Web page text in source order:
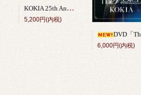
KOKIA 25th Anniversary Best Album「The Lighthouse」
5,200円(内税)
DVD「The VOICE 10th anniversary concert」
6,000円(内税)